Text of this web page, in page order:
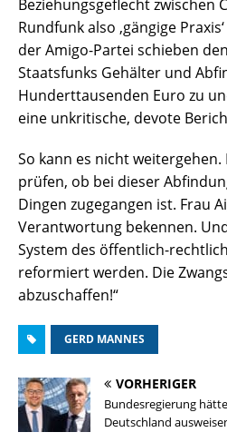
Beziehungsgeflecht zwischen
Rundfunk also ‚gängige
der Amigo-Partei schieben
Staatsfunks Gehälter und
Hunderttausenden Euro zu
eine unkritische, devote
So kann es nicht weitergehen.
prüfen, ob bei dieser
Dingen zugegangen ist. Frau
Verantwortung bekennen.
System des öffentlich-
reformiert werden. Die
abzuschaffen!“
GERD MANNES
VORHERIGER
Bundesregierung
Deutschland